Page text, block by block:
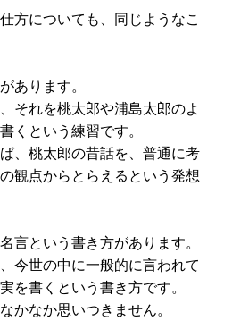
方についても、同じようなこ
あります。
それを桃太郎や浦島太郎のよ
くという練習です。
、桃太郎の昔話を、普通に考
観点からとらえるという発想
言という書き方があります。
今世の中に一般的に言われて
を書くという書き方です。
かなか思いつきません。